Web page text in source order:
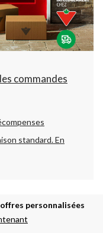
commandes
standard.En
personnalisées